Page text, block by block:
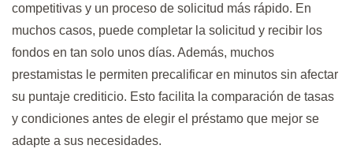
competitivas y un proceso de solicitud más rápido. En
muchos casos, puede completar la solicitud y recibir los
fondos en tan solo unos días. Además, muchos
prestamistas le permiten precalificar en minutos sin afectar
su puntaje crediticio. Esto facilita la comparación de tasas
y condiciones antes de elegir el préstamo que mejor se
adapte a sus necesidades.